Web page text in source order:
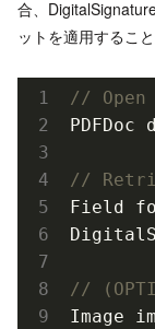
合、
ットを適用すること
// Open
PDFDoc
//
Field
//
Image